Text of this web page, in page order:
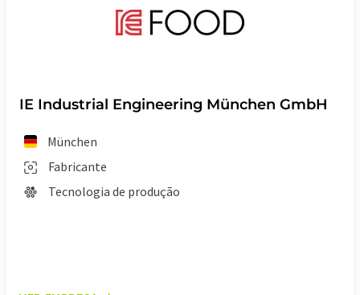
IE Industrial Engineering München GmbH
München
Fabricante
Tecnologia de produção